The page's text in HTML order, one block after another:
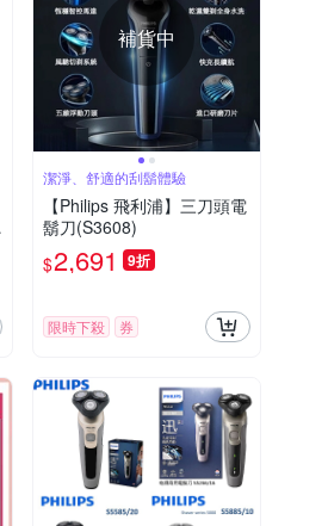
補貨中
潔淨、舒適的刮鬍體驗
【Philips 飛利浦】三刀頭電
鬍刀(S3608)
$2,691 9折
限時下殺 券